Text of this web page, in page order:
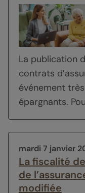
La publication
contrats
événement
épargnants.
mardi 7 janvier
La fiscalité
de
modifiée